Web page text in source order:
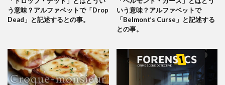
う意味？アルファベットで「Drop
Dead」と記述するとの事。
いう意味？アルファベットで
「Belmont’s Curse」と記述する
との事。